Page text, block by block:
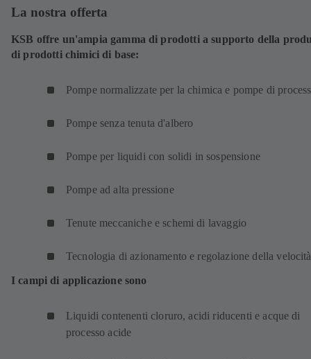
La nostra offerta
KSB offre un'ampia gamma di prodotti a supporto della
di prodotti chimici di base:
Pompe normalizzate per la chimica e pompe di
Pompe senza tenuta d'albero
Pompe per liquidi con solidi in sospensione
Pompe ad alta pressione
Tenute meccaniche e schemi di lavaggio
Tecnologia di azionamento e regolazione della velocità
I campi di applicazione sono
Liquidi contenenti cloruro, acidi riducenti e acque di
processo acide